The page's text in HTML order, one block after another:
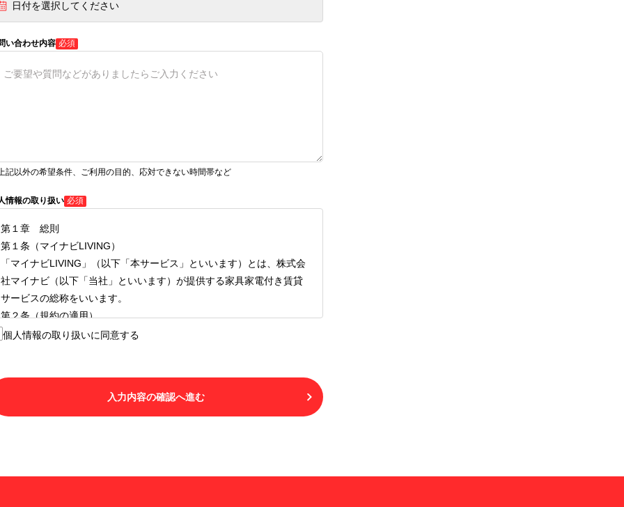
日付を選択してください
い合わせ内容 必須
記以外の希望条件、ご利用の目的、応対できない時間帯など
情報の取り扱い 必須
第１章 総則
第１条（マイナビLIVING）
「マイナビLIVING」（以下「本サービス」といいます）とは、株式会
社マイナビ（以下「当社」といいます）が提供する家具家電付き賃貸
サービスの総称をいいます。
第２条（規約の適用）
１.本サービスを利用する者（以下「利用者」といいます）は、本サー
をもってのみ認められるものとし、不承諾の場合には、本サービスを
利用することはできません。
個人情報の取り扱いに同意する
入力内容の確認へ進む